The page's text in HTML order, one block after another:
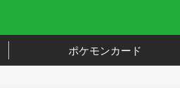
ポケモンカード